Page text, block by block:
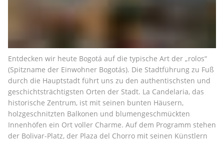
Entdecken wir heute Bogotá auf die typische Art der „rolos“
(Spitzname der Einwohner Bogotás). Die Stadtführung zu Fuß
durch die Hauptstadt führt uns zu den authentischsten und
geschichtsträchtigsten Orten der Stadt. La Candelaria, das
historische Zentrum, ist mit seinen bunten Häusern,
holzgeschnitzten Balkonen und blumengeschmückten
Innenhöfen ein Ort voller Charme. Auf dem Programm stehen
der Bolivar-Platz, der Plaza del Chorro mit seinen Künstlern